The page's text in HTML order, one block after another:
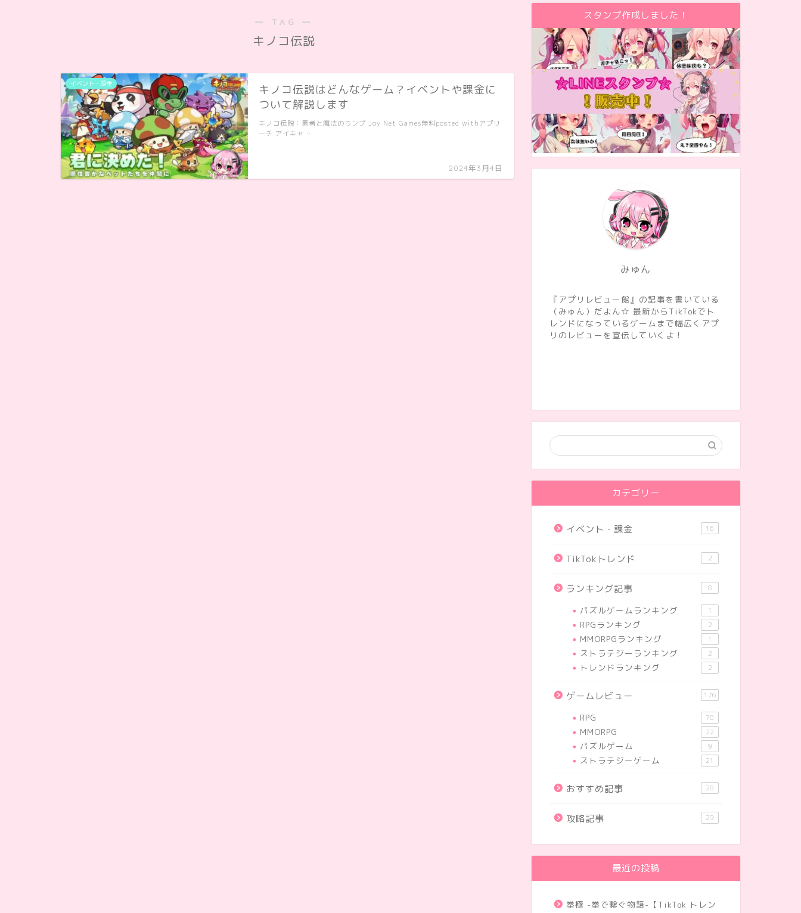
― TAG ―
キノコ伝説
イベント・課金
キノコ伝説はどんなゲーム？イベントや課金に
ついて解説します
2024年3月4日
キノコ伝説：勇者と魔法のランプ Joy Net Games無料posted withアプリ
ーチ アイキャ …
スタンプ作成しました！
みゅん
『アプリレビュー館』の記事を書いている
（みゅん）だよん☆ 最新からTikTokでト
レンドになっているゲームまで幅広くアプ
リのレビューを宣伝していくよ！
カテゴリー
イベント・課金 16
TikTokトレンド 2
ランキング記事 8
パズルゲームランキング 1
RPGランキング 2
MMORPGランキング 1
ストラテジーランキング 2
トレンドランキング 2
ゲームレビュー 176
RPG 70
MMORPG 22
パズルゲーム 9
ストラテジーゲーム 21
おすすめ記事 28
攻略記事 29
最近の投稿
拳極 -拳で繋ぐ物語-【TikTok トレン